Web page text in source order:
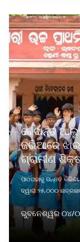
ବେଦାନ୍ତ
ଜରିଆରେ
ଗ୍ରାମୀଣ
ପାଠପଢାକୁ ଉନ୍ନତ
ଦ୍ୱାରା ୨୫,୦୦୦
ଭୁବନେଶ୍ୱର ୦୪/